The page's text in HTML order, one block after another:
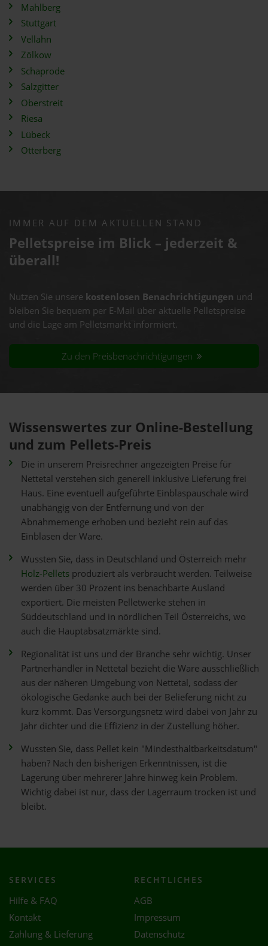
Mahlberg
Stuttgart
Vellahn
Zölkow
Schaprode
Salzgitter
Oberstreit
Riesa
Lübeck
Otterberg
IMMER AUF DEM AKTUELLEN STAND
Pelletspreise im Blick – jederzeit &
überall!
Nutzen Sie unsere kostenlosen Benachrichtigungen und
bleiben Sie bequem per E-Mail über aktuelle Pelletspreise
und die Lage am Pelletsmarkt informiert.
Zu den Preisbenachrichtigungen
Wissenswertes zur Online-Bestellung
und zum Pellets-Preis
Die in unserem Preisrechner angezeigten Preise für
Nettetal verstehen sich generell inklusive Lieferung frei
Haus. Eine eventuell aufgeführte Einblaspauschale wird
unabhängig von der Entfernung und von der
Abnahmemenge erhoben und bezieht rein auf das
Einblasen der Ware.
Wussten Sie, dass in Deutschland und Österreich mehr
Holz-Pellets produziert als verbraucht werden. Teilweise
werden über 30 Prozent ins benachbarte Ausland
exportiert. Die meisten Pelletwerke stehen in
Süddeutschland und in nördlichen Teil Österreichs, wo
auch die Hauptabsatzmärkte sind.
Regionalität ist uns und der Branche sehr wichtig. Unser
Partnerhändler in Nettetal bezieht die Ware ausschließlich
aus der näheren Umgebung von Nettetal, sodass der
ökologische Gedanke auch bei der Belieferung nicht zu
kurz kommt. Das Versorgungsnetz wird dabei von Jahr zu
Jahr dichter und die Effizienz in der Zustellung höher.
Wussten Sie, dass Pellet kein "Mindesthaltbarkeitsdatum"
haben? Nach den bisherigen Erkenntnissen, ist die
Lagerung über mehrerer Jahre hinweg kein Problem.
Wichtig dabei ist nur, dass der Lagerraum trocken ist und
bleibt.
SERVICES
Hilfe & FAQ
Kontakt
Zahlung & Lieferung
RECHTLICHES
AGB
Impressum
Datenschutz